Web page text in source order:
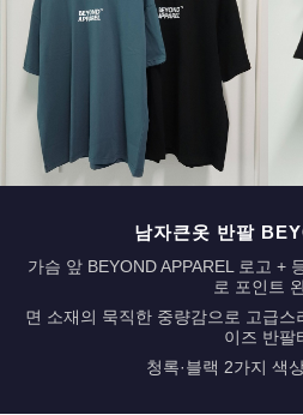
남자큰옷 반팔
가슴 앞 BEYOND APPAREL 로고 +
로 포인트
면 소재의 묵직한 중량감으로 고급
이즈 반팔
청록·블랙 2가지 색